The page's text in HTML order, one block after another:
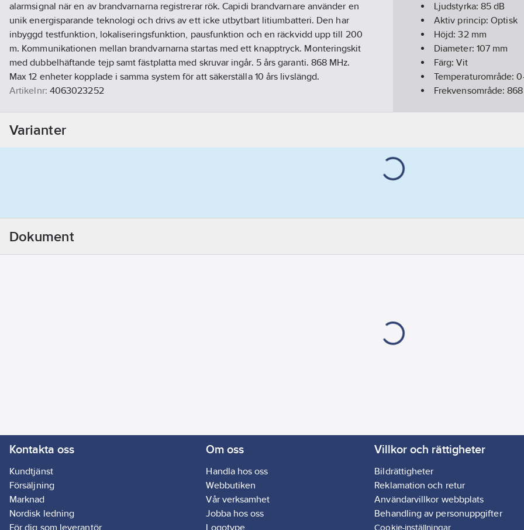
alarmsignal när en av brandvarnarna registrerar rök. Capidi brandvarnare använder en
unik energisparande teknologi och drivs av ett icke utbytbart litiumbatteri. Den har
inbyggd testfunktion, lokaliseringsfunktion, pausfunktion och en räckvidd upp till 200
m. Kommunikationen mellan brandvarnarna startas med ett knapptryck. Monteringskit
med dubbelhäftande tejp samt fästplatta med skruvar ingår. 5 års garanti. 868 MHz.
Max 12 enheter kopplade i samma system för att säkerställa 10 års livslängd.
Artikelnr: 4063023252
Materialklass
Ljudstyrka: 85 dB
Aktiv princip:Optisk
Höjd:32mm
Diameter: 107 mm
Färg:Vit
Temperaturområde:
Frekvensområde:868
Varianter
Dokument
Kontakta oss
Kundtjänst
Försäljning
Marknad
Nordisk ledning
För dig som leverantör
Om oss
Handla hos oss
Webbutiken
Vår verksamhet
Jobba hos oss
Logotype
Villkor och rättigheter
Bildrättigheter
Reklamation och retur
Användarvillkor webbplats
Behandling av personuppgifter
Cookie-inställningar